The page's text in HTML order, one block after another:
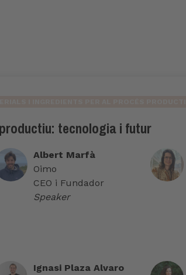
tecnologia i futur
Albert Marfà
Oimo
CEO i Fundador
Speaker
Ignasi Plaza Alvaro